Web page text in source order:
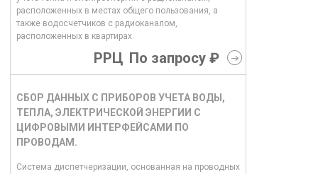
РРЦ По запросу ₽
расположенных в местах общего пользования, а
также водосчетчиков с радиоканалом,
расположенных в квартирах.
СБОР ДАННЫХ С ПРИБОРОВ УЧЕТА ВОДЫ,
ТЕПЛА, ЭЛЕКТРИЧЕСКОЙ ЭНЕРГИИ С
ЦИФРОВЫМИ ИНТЕРФЕЙСАМИ ПО
ПРОВОДАМ.
Система диспетчеризации, основанная на проводных